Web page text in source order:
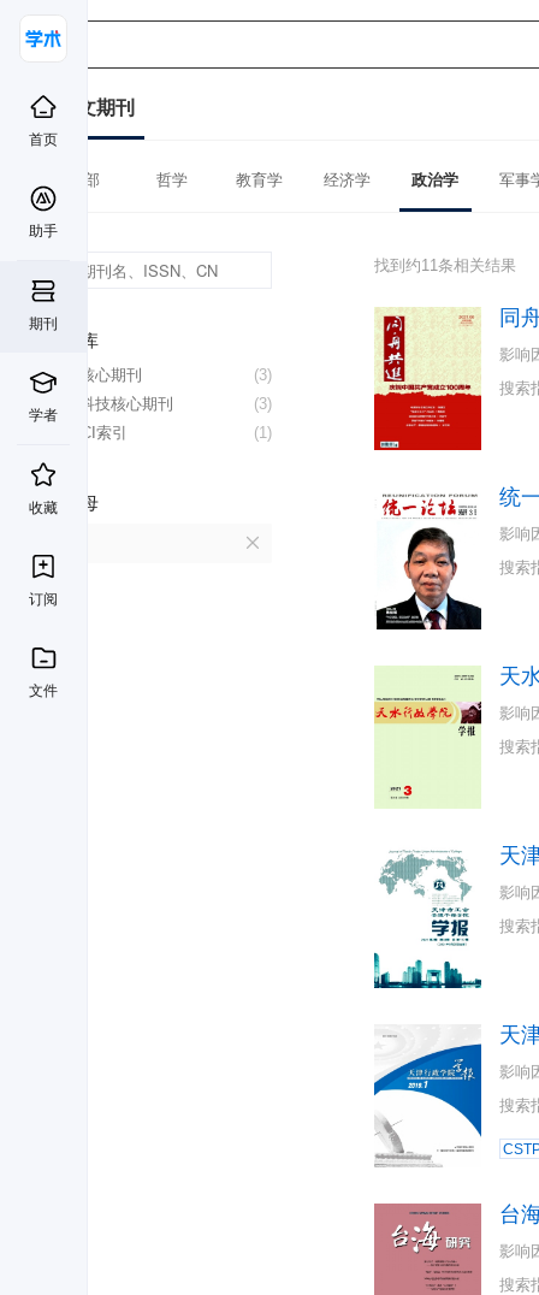
首页
助手
期刊
学者
收藏
订阅
文件
中文期刊
全部 哲学 教育学 经济学 政治学 军事
数据库
(3)
北大核心期刊
(3)
中国科技核心期刊
(1)
CSSCI索引
首字母
找到约11条相关结果
同
影响
搜索
统
影响
搜索
天
影响
搜索
天
影响
搜索
天
影响
搜索
台
影响
搜索